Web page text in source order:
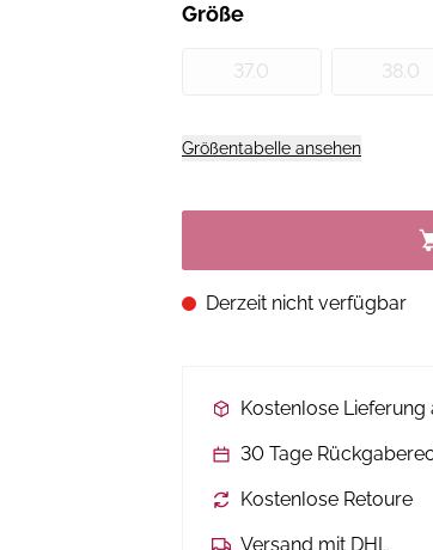
Größe
37.0 38.0
Größentabelle ansehen
Derzeit nicht verfügbar
Kostenlose
30 Tage
Kostenlose Retoure
Versand mit DHL